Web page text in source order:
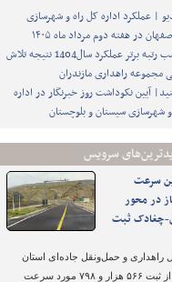
| عملکرد اداره کل راه و شهرسازی
در هفته دوم مرداد ماه ۱۴۰۵
کسب رتبه برتر عملکرد سال1404 نتیجه تلاش
مجموعه راهداری مازندران
آیین نکوداشت روز خبرنگار در اداره
شهرسازی سیستان و بلوچستان
سرویس
سرعت
در محور
چغادک ثبت
راهداری و حمل‌ونقل جاده‌ای استان
بوشهر از ثبت ۵۶۶ هزار و ۷۹۸ مورد سرعت